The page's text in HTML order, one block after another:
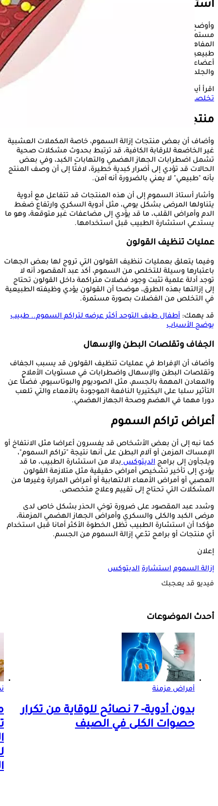
استشارة
وأوضح عبد المقصود أن فكرة تراكم السموم داخل الجسم بشكل
مستمر والحاجة إلى منتجات خاصة للتخلص منها تُعد من أكثر
المفاهيم الخاطئة انتشارا، مشيرا إلى أن الجسم يمتلك منظومة
طبيعية فعالة للتخلص من الفضلات والمواد الضارة، تقوم بها
أعضاء رئيسية مثل الكبد والكليتين والجهاز الهضمي والرئتين
والجلد.
اقرأ أيضا:
تخلصك من السموم
منتجات إزالة السموم
وأضاف أن بعض منتجات إزالة السموم، خاصة المكملات العشبية
غير الخاضعة للرقابة الكافية، قد ترتبط بحدوث مشكلات صحية
تشمل اضطرابات الجهاز الهضمي والتهابات الكبد، وفي بعض
الحالات قد تؤدي إلى أضرار كبدية خطيرة، لافتًا إلى أن وصف المنتج
بأنه "طبيعي" لا يعني بالضرورة أنه آمن.
وأشار أستاذ السموم إلى أن هذه المنتجات قد تتفاعل مع أدوية
يتناولها المرضى بشكل يومي، مثل أدوية السكري وارتفاع ضغط
الدم وأمراض القلب، ما قد يؤدي إلى مضاعفات غير متوقعة، وهو ما
يستدعي استشارة الطبيب قبل استخدامها.
عمليات تنظيف القولون
وفيما يتعلق بعمليات تنظيف القولون التي تروج لها بعض الجهات
باعتبارها وسيلة للتخلص من السموم، أكد عبد المقصود أنه لا
توجد أدلة علمية تثبت وجود فضلات متراكمة داخل القولون تحتاج
إلى إزالتها بهذه الطرق، موضحا أن القولون يؤدي وظيفته الطبيعية
في التخلص من الفضلات بصورة مستمرة.
قد يهمك: أطفال طيف التوحد أكثر عرضه لتراكم السموم.. طبيب
يوضح الأسباب
الجفاف وتقلصات البطن والإسهال
وأضاف أن الإفراط في عمليات تنظيف القولون قد يسبب الجفاف
وتقلصات البطن والإسهال واضطرابات في مستويات الأملاح
والمعادن المهمة بالجسم، مثل الصوديوم والبوتاسيوم، فضلًا عن
التأثير سلبا على البكتيريا النافعة الموجودة بالأمعاء والتي تلعب
دورا مهما في الهضم وصحة الجهاز الهضمي.
أعراض تراكم السموم
كما نبه إلى أن بعض الأشخاص قد يفسرون أعراضا مثل الانتفاخ أو
الإمساك المزمن أو آلام البطن على أنها نتيجة "تراكم السموم"،
ويلجأون إلى برامج الديتوكسبدلا من استشارة الطبيب، ما قد
يؤدي إلى تأخير تشخيص أمراض حقيقية مثل متلازمة القولون
العصبي أو أمراض الأمعاء الالتهابية أو أمراض المرارة وغيرها من
المشكلات التي تحتاج إلى تقييم وعلاج متخصص.
وشدد عبد المقصود على ضرورة توخي الحذر بشكل خاص لدى
مرضى الكبد والكلى والسكري وأمراض الجهاز الهضمي المزمنة،
مؤكدا أن استشارة الطبيب تظل الخطوة الأكثر أمانا قبل استخدام
أي منتجات أو برامج تدّعي إزالة السموم من الجسم.
إعلان
إزالة السموم استشارة الديتوكس
فيديو قد يعجبك
أحدث الموضوعات
أمراض مزمنة
بدون أدوية- 7 نصائح للوقاية من تكرار
حصوات الكلى في الصيف